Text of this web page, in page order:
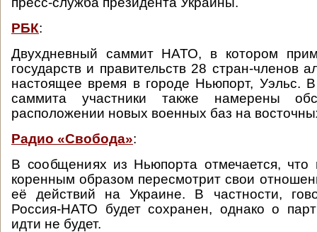
РБК:
Двухдневный саммит НАТО, в котором
государств и правительств 28 стран-членов
настоящее время в городе Ньюпорт, Уэльс.
саммита участники также намерены
расположении новых военных баз на
Радио «Свобода»:
В сообщениях из Ньюпорта отмечается,
коренным образом пересмотрит свои
её действий на Украине. В частности,
Россия-НАТО будет сохранен, однако о
идти не будет.